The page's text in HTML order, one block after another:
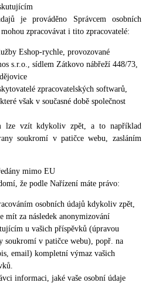
je prováděno Správcem osobních
zpracovávat i tito zpracovatelé:
Eshop-rychle, provozované
s.r.o., sídlem Zátkovo nábřeží 448/73,
zpracovatelských softwarů,
však v současné době společnost
lze vzít kdykoliv zpět, a to například
soukromí v patičce webu, zasláním
mimo EU
že podle Nařízení máte právo:
osobních údajů kdykoliv zpět,
mít za následek anonymizování
u vašich příspěvků (úpravou
soukromí v patičce webu), popř. na
email) kompletní výmaz vašich
informaci, jaké vaše osobní údaje